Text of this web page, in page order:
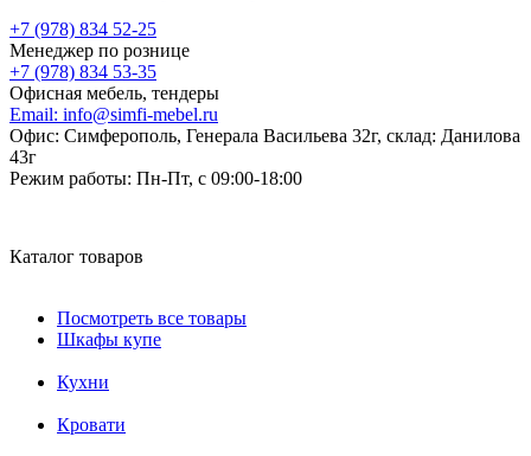
+7 (978) 834 52-25
Менеджер по рознице
+7 (978) 834 53-35
Офисная мебель, тендеры
Email: info@simfi-mebel.ru
Офис: Симферополь, Генерала Васильева 32г, склад: Данилова
43г
Режим работы: Пн-Пт, с 09:00-18:00
Каталог товаров
Посмотреть все товары
Шкафы купе
Кухни
Кровати